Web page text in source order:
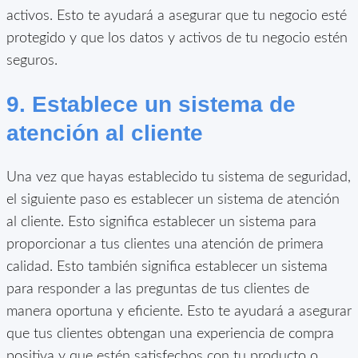
activos. Esto te ayudará a asegurar que tu negocio esté
protegido y que los datos y activos de tu negocio estén
seguros.
9. Establece un sistema de
atención al cliente
Una vez que hayas establecido tu sistema de seguridad,
el siguiente paso es establecer un sistema de atención
al cliente. Esto significa establecer un sistema para
proporcionar a tus clientes una atención de primera
calidad. Esto también significa establecer un sistema
para responder a las preguntas de tus clientes de
manera oportuna y eficiente. Esto te ayudará a asegurar
que tus clientes obtengan una experiencia de compra